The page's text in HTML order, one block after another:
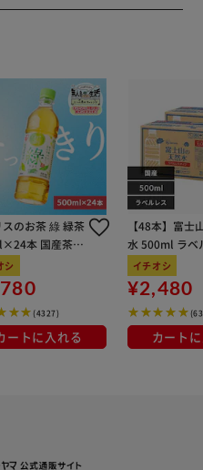
のお茶 綠 緑茶
本 国産茶葉
用
シ
(4327)
ートに入れる
【48本】富士
水 500ml ラベ
イチオシ
¥2,480
カート